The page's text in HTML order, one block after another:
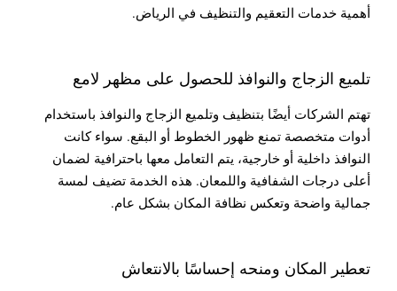
أهمية خدمات التعقيم والتنظيف في الرياض.
تلميع الزجاج والنوافذ للحصول على مظهر لامع
تهتم الشركات أيضًا بتنظيف وتلميع الزجاج والنوافذ باستخدام
أدوات متخصصة تمنع ظهور الخطوط أو البقع. سواء كانت
النوافذ داخلية أو خارجية، يتم التعامل معها باحترافية لضمان
أعلى درجات الشفافية واللمعان. هذه الخدمة تضيف لمسة
جمالية واضحة وتعكس نظافة المكان بشكل عام.
تعطير المكان ومنحه إحساسًا بالانتعاش